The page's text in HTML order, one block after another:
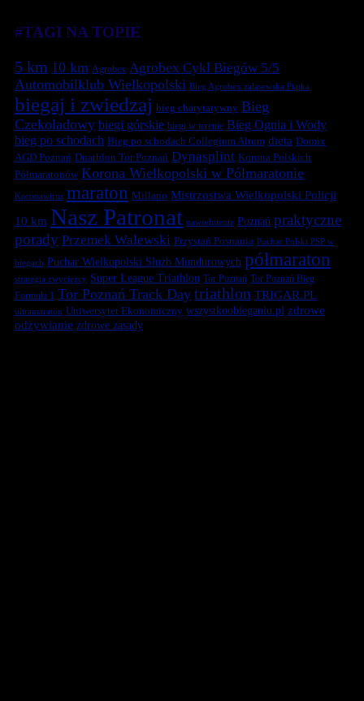
#TAGI NA TOPIE
5 km 10 km Agrobex Agrobex Cykl Biegów 5/5
Automobilklub Wielkopolski Bieg Agrobex zalasewska Piątka
biegaj i zwiedzaj bieg charytatywny Bieg
Czekoladowy biegi górskie biegi w terenie Bieg Ognia i Wody
bieg po schodach Bieg po schodach Collegium Altum dieta Domix
AGD Poznań Duathlon Tor Poznań Dynasplint Korona Polskich
Półmaratonów Korona Wielkopolski w Półmaratonie
Koronawirus maraton Millano Mistrzostwa Wielkopolski Policji
10 km Nasz Patronat nawodnienie Poznań praktyczne
porady Przemek Walewski Przystań Posnania Puchar Polski PSP w
biegach Puchar Wielkopolski Służb Mundurowych półmaraton
strategia zwycięzcy Super League Triathlon Tor Poznań Tor Poznań Bieg
Formuła 1 Tor Poznań Track Day triathlon TRIGAR.PL
ultramaraton Uniwersytet Ekonomiczny wszystkoobieganiu.pl zdrowe
odżywianie zdrowe zasady